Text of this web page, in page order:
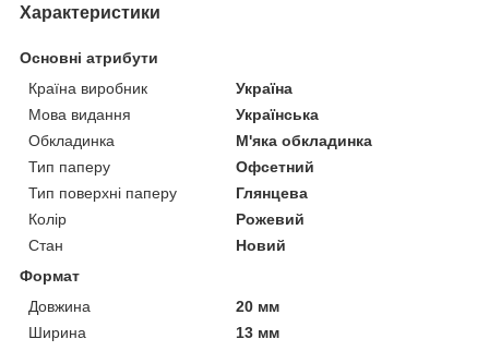
Характеристики
Основні атрибути
Країна виробник
Україна
Мова видання
Українська
Обкладинка
М'яка обкладинка
Тип паперу
Офсетний
Тип поверхні паперу
Глянцева
Колір
Рожевий
Стан
Новий
Формат
Довжина
20 мм
Ширина
13 мм